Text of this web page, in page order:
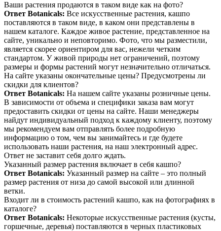
Ваши растения продаются в таком виде как на фото?
Ответ Botanicals: Все искусственные растения, кашпо
поставляются в таком виде, в каком они представлены в
нашем каталоге. Каждое живое растение, представленное на
сайте, уникально и неповторимо. Фото, что мы разместили,
является скорее ориентиром для вас, нежели четким
стандартом. У живой природы нет ограничений, поэтому
размеры и формы растений могут незначительно отличаться.
На сайте указаны окончательные цены? Предусмотрены ли
скидки для клиентов?
Ответ Botanicals: На нашем сайте указаны розничные цены.
В зависимости от объема и специфики заказа вам могут
предоставить скидки от цены на сайте. Наши менеджеры
найдут индивидуальный подход к каждому клиенту, поэтому
мы рекомендуем вам отправлять более подробную
информацию о том, чем вы занимайтесь и где будете
использовать наши растения, на наш электронный адрес.
Ответ не заставит себя долго ждать.
Указанный размер растения включает в себя кашпо?
Ответ Botanicals: Указанный размер на сайте – это полный
размер растения от низа до самой высокой или длинной
ветки.
Входит ли в стоимость растений кашпо, как на фотографиях в
каталоге?
Ответ Botanicals: Некоторые искусственные растения (кусты,
горшечные, деревья) поставляются в черных пластиковых